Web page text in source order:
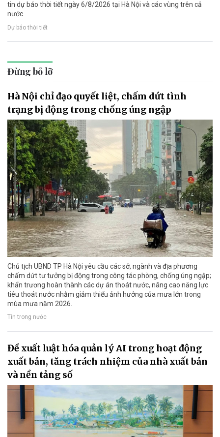
tin dự báo thời tiết ngày 6/8/2026 tại Hà Nội và các vùng trên cả
nước.
Dự báo thời tiết
Đừng bỏ lỡ
Hà Nội chỉ đạo quyết liệt, chấm dứt tình
trạng bị động trong chống úng ngập
Chủ tịch UBND TP Hà Nội yêu cầu các sở, ngành và địa phương
chấm dứt tư tưởng bị động trong công tác phòng, chống úng ngập;
khẩn trương hoàn thành các dự án thoát nước, nâng cao năng lực
tiêu thoát nước nhằm giảm thiểu ảnh hưởng của mưa lớn trong
mùa mưa năm 2026.
Tin trong nước
Đề xuất luật hóa quản lý AI trong hoạt động
xuất bản, tăng trách nhiệm của nhà xuất bản
và nền tảng số